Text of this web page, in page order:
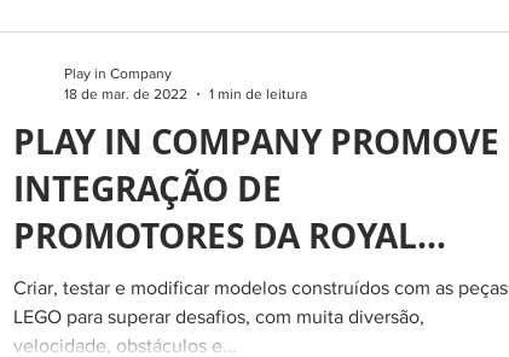
PLAY IN COMPANY PROMOVE
INTEGRAÇÃO DE
PROMOTORES DA ROYAL
CANIN COM LEGO RACING
CHALLENGE®
Criar, testar e modificar modelos construídos com as peças
LEGO para superar desafios, com muita diversão,
velocidade, obstáculos e...
Play in Company
18 de mar. de 2022
1 min de leitura